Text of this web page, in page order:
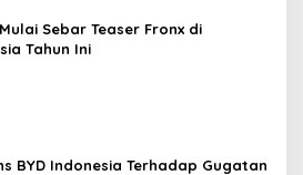
Sebar Teaser Fronx di
Tahun Ini
BYD Indonesia Terhadap Gugatan